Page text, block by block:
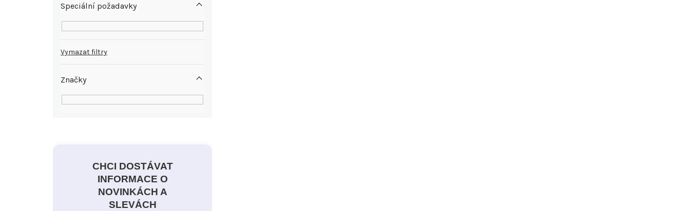
Značky
Speciální požadavky
Vymazat filtry
CHCI DOSTÁVAT
INFORMACE O
NOVINKÁCH A
SLEVÁCH